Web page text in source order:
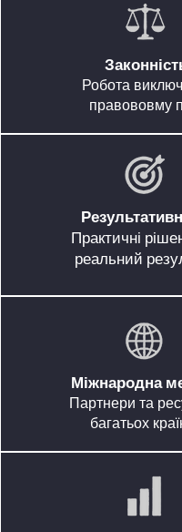
Робота
правововму
Практичні
реальний
Міжнародна
Партнери та
багатьох